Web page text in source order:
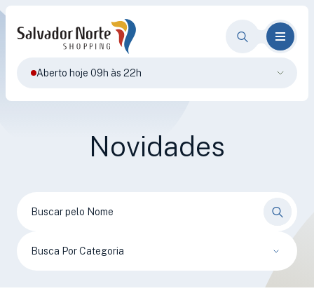
Aberto hoje 09h às 22h
Novidades
Busca Por Categoria